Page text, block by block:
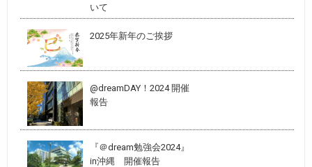
いて
2025年新年のご挨拶
@dreamDAY！2024 開催
報告
『＠dream勉強会2024』
in沖縄 開催報告